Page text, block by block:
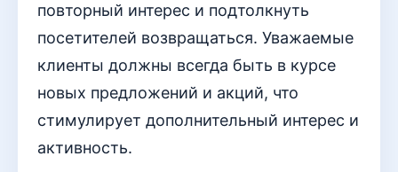
повторный интерес и подтолкнуть
посетителей возвращаться. Уважаемые
клиенты должны всегда быть в курсе
новых предложений и акций, что
стимулирует дополнительный интерес и
активность.